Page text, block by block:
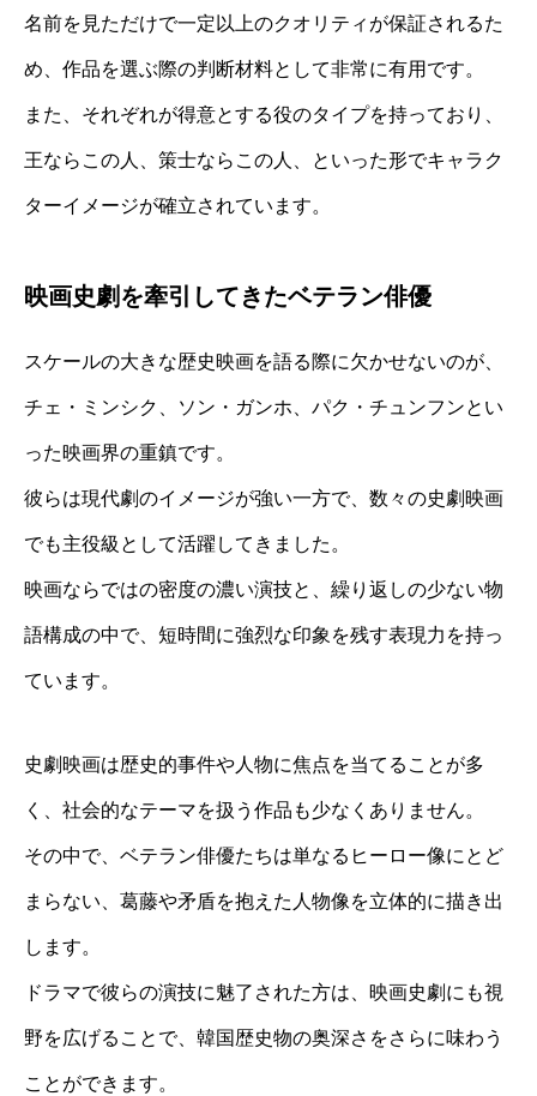
名前を見ただけで一定以上のクオリティが保証されるた
め、作品を選ぶ際の判断材料として非常に有用です。
また、それぞれが得意とする役のタイプを持っており、
王ならこの人、策士ならこの人、といった形でキャラク
ターイメージが確立されています。
映画史劇を牽引してきたベテラン俳優
スケールの大きな歴史映画を語る際に欠かせないのが、
チェ・ミンシク、ソン・ガンホ、パク・チュンフンとい
った映画界の重鎮です。
彼らは現代劇のイメージが強い一方で、数々の史劇映画
でも主役級として活躍してきました。
映画ならではの密度の濃い演技と、繰り返しの少ない物
語構成の中で、短時間に強烈な印象を残す表現力を持っ
ています。
史劇映画は歴史的事件や人物に焦点を当てることが多
く、社会的なテーマを扱う作品も少なくありません。
その中で、ベテラン俳優たちは単なるヒーロー像にとど
まらない、葛藤や矛盾を抱えた人物像を立体的に描き出
します。
ドラマで彼らの演技に魅了された方は、映画史劇にも視
野を広げることで、韓国歴史物の奥深さをさらに味わう
ことができます。